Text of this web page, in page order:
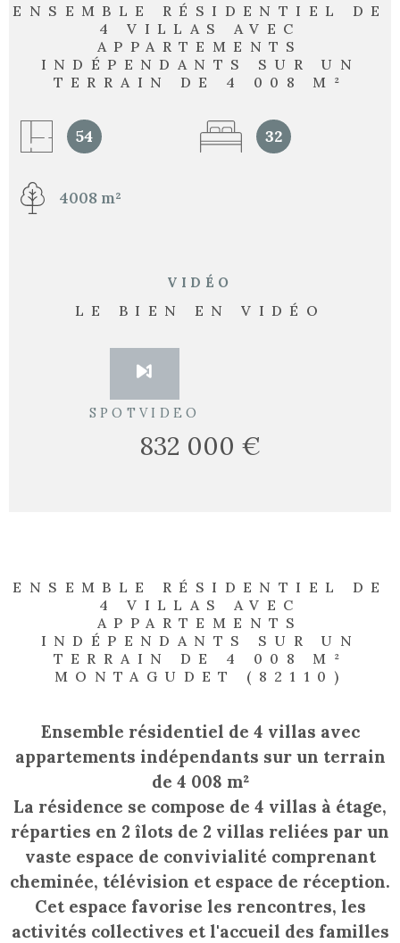
ENSEMBLE RÉSIDENTIEL DE
4 VILLAS AVEC
APPARTEMENTS
INDÉPENDANTS SUR UN
TERRAIN DE 4 008 M²
54 32
4008 m²
VIDÉO
LE BIEN EN VIDÉO
SPOTVIDEO
832 000 €
ENSEMBLE RÉSIDENTIEL DE
4 VILLAS AVEC
APPARTEMENTS
INDÉPENDANTS SUR UN
TERRAIN DE 4 008 M²
MONTAGUDET (82110)
Ensemble résidentiel de 4 villas avec
appartements indépendants sur un terrain
de 4 008 m²
La résidence se compose de 4 villas à étage,
réparties en 2 îlots de 2 villas reliées par un
vaste espace de convivialité comprenant
cheminée, télévision et espace de réception.
Cet espace favorise les rencontres, les
activités collectives et l'accueil des familles